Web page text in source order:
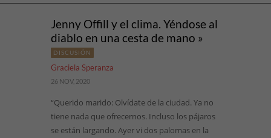
Jenny Offill y el clima. Yéndose al
diablo en una cesta de mano »
DISCUSIÓN
Graciela Speranza
26 NOV, 2020
“Querido marido: Olvídate de la ciudad. Ya no
tiene nada que ofrecernos. Incluso los pájaros
se están largando. Ayer vi dos palomas en la